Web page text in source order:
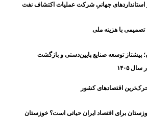
با هزینه ملی
پیشتاز توسعه صنایع پایین‌دستی و بازگشت
۱۴۰۵
برای اقتصاد ایران حیاتی است؟ خوزستان